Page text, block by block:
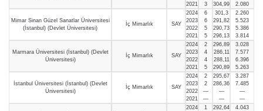
2021
3
304,99
2.080
Mimar Sinan Güzel Sanatlar Üniversitesi
(İstanbul) (Devlet Üniversitesi)
İç Mimarlık SAY
2024
2023
2022
2021
6
6
5
5
301,3
291,82
290,73
296,13
2.260
5.523
5.386
3.814
Marmara Üniversitesi (İstanbul) (Devlet
Üniversitesi)
İç Mimarlık SAY
2024
2023
2022
2021
2
4
4
5
296,89
286,11
288,11
290,89
3.028
7.577
6.396
5.263
İstanbul Üniversitesi (İstanbul) (Devlet
Üniversitesi)
İç Mimarlık SAY
2024
2023
2022
2021
2
2
—
—
295,67
286,36
—
—
3.287
7.485
—
—
2024
1
292,64
4.043